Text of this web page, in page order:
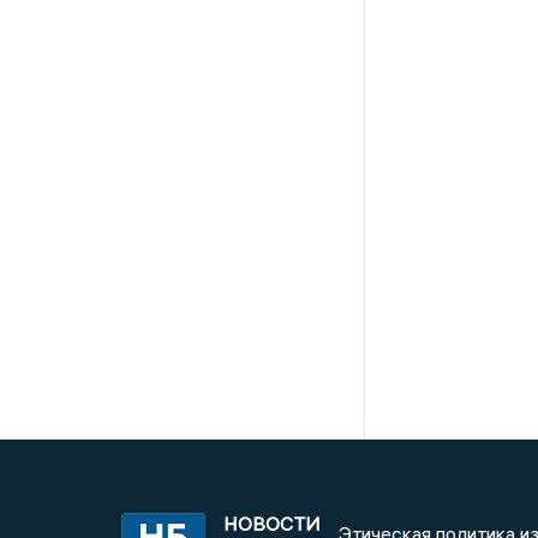
НОВОСТИ
Этическая политика